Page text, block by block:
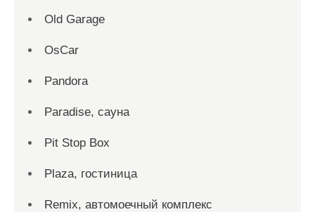
Old Garage
OsCar
Pandora
Paradise, сауна
Pit Stop Box
Plaza, гостиница
Remix, автомоечный комплекс